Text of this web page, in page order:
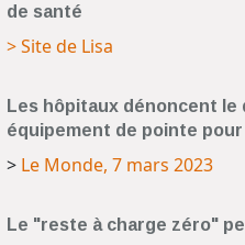
de santé
> Site de Lisa
Les hôpitaux dénoncent
équipement de pointe pour
> Le Monde, 7 mars 2023
Le "reste à charge zéro"